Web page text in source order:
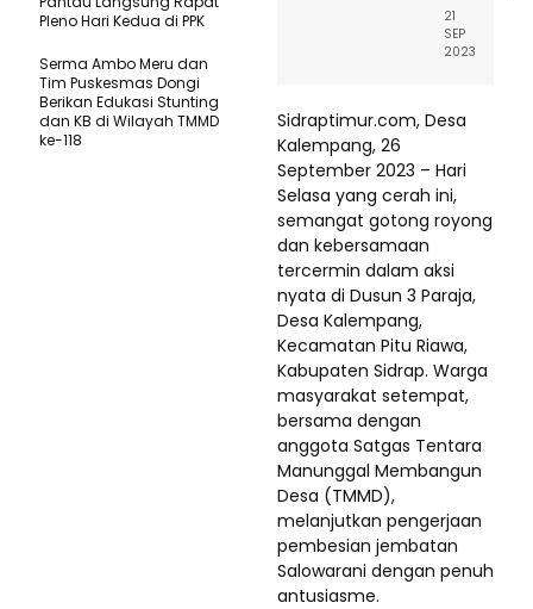
21
SEP
2023
Sidraptimur.com, Desa
Kalempang, 26
September 2023 – Hari
Selasa yang cerah ini,
semangat gotong royong
dan kebersamaan
tercermin dalam aksi
nyata di Dusun 3 Paraja,
Desa Kalempang,
Kecamatan Pitu Riawa,
Kabupaten Sidrap. Warga
masyarakat setempat,
bersama dengan
anggota Satgas Tentara
Manunggal Membangun
Desa (TMMD),
melanjutkan pengerjaan
pembesian jembatan
Salowarani dengan penuh
antusiasme.
Pleno Hari Kedua di PPK
Serma Ambo Meru dan
Tim Puskesmas Dongi
Berikan Edukasi Stunting
dan KB di Wilayah TMMD
ke-118